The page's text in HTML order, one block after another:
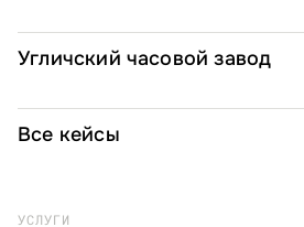
Угличский часовой завод
Все кейсы
УСЛУГИ